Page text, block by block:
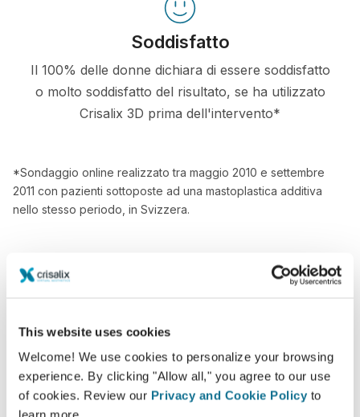
This website uses cookies
Welcome! We use cookies to personalize your browsing
experience. By clicking "Allow all," you agree to our use
of cookies. Review our Privacy and Cookie Policy to
Soddisfatto
Il 100% delle donne dichiara di essere soddisfatto
o molto soddisfatto del risultato, se ha utilizzato
Crisalix 3D prima dell'intervento*
*Sondaggio online realizzato tra maggio 2010 e settembre
2011 con pazienti sottoposte ad una mastoplastica additiva
nello stesso periodo, in Svizzera.